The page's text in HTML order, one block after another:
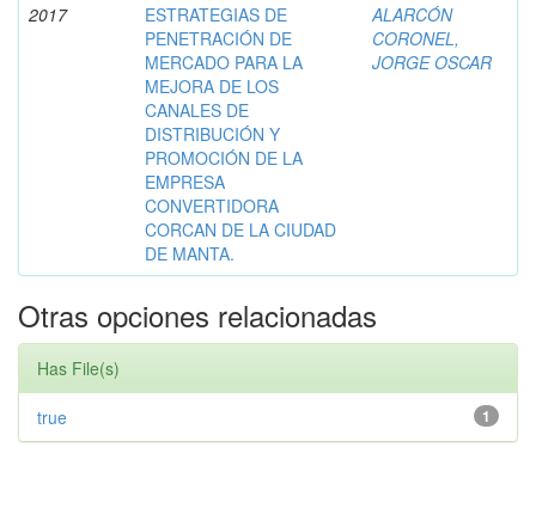
2017
ESTRATEGIAS DE
PENETRACIÓN DE
MERCADO PARA LA
MEJORA DE LOS
CANALES DE
DISTRIBUCIÓN Y
PROMOCIÓN DE LA
EMPRESA
CONVERTIDORA
CORCAN DE LA CIUDAD
DE MANTA.
ALARCÓN
CORONEL,
JORGE OSCAR
Otras opciones relacionadas
Has File(s)
1
true